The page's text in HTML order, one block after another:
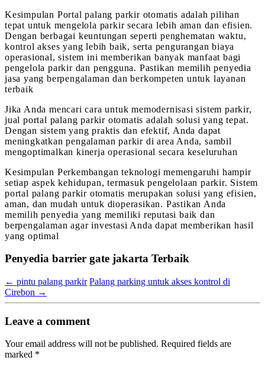
Kesimpulan Portal palang parkir otomatis adalah pilihan
tepat untuk mengelola parkir secara lebih aman dan efisien.
Dengan berbagai keuntungan seperti penghematan waktu,
kontrol akses yang lebih baik, serta pengurangan biaya
operasional, sistem ini memberikan banyak manfaat bagi
pengelola parkir dan pengguna. Pastikan memilih penyedia
jasa yang berpengalaman dan berkompeten untuk layanan
terbaik
Jika Anda mencari cara untuk memodernisasi sistem parkir,
jual portal palang parkir otomatis adalah solusi yang tepat.
Dengan sistem yang praktis dan efektif, Anda dapat
meningkatkan pengalaman parkir di area Anda, sambil
mengoptimalkan kinerja operasional secara keseluruhan
Kesimpulan Perkembangan teknologi memengaruhi hampir
setiap aspek kehidupan, termasuk pengelolaan parkir. Sistem
portal palang parkir otomatis merupakan solusi yang efisien,
aman, dan mudah untuk dioperasikan. Pastikan Anda
memilih penyedia yang memiliki reputasi baik dan
berpengalaman agar investasi Anda dapat memberikan hasil
yang optimal
Penyedia barrier gate jakarta Terbaik
← pintu palang parkir Palang parking untuk akses kontrol di
Cirebon →
Leave a comment
Your email address will not be published. Required fields are
marked *